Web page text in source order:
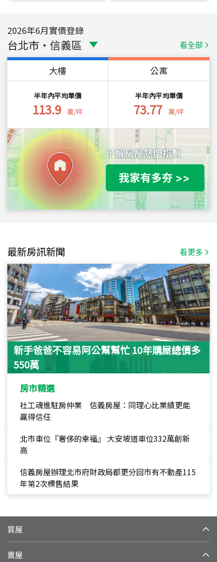
2026年6月實價登錄
台北市 ・ 信義區 看全部
大樓
半年內平均單價
113.9 萬/坪
公寓
半年內平均單價
73.77 萬/坪
最新房訊新聞 看更多
新手爸爸不容易阿公幫幫忙 10年購屋總價多
550萬
房市精選
社工魂進駐房仲業 信義房屋：同理心比業績更能
贏得信任
北市車位『奢侈的幸福』 大安坡道車位332萬創新
高
信義房屋辦理北市府財政局都更分回市有不動產115
年第2次標售結果
買屋
賣屋